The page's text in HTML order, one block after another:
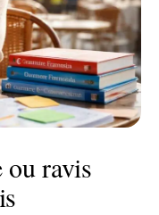
ou ravis